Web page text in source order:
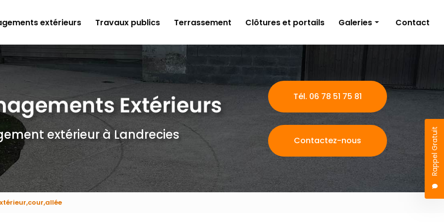
Rappel Gratuit
extérieurs Travaux publics Terrassement Clôtures et portails Galeries
Clôtures et portails
Contact
extérieurà Landrecies
Tél. 06 78 51 75 81
Contactez-nous